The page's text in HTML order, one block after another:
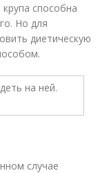
способна
Но для
диетическую
случае